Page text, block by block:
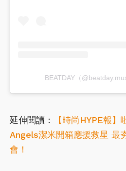
BEATDAY（
延伸閱讀：
【時尚HYPE報
Angels潔米開箱應援救星 最
會！